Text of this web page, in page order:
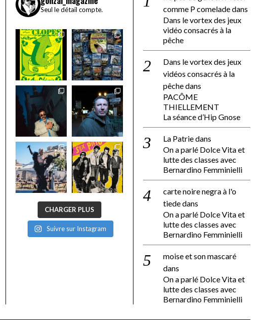
Seul le détail compte.
CHARGER PLUS
Suivre sur Instagram
comme P comeladedans
Dans le vortex des jeux
vidéo consacrés à la
pêche
Dans le vortex des jeux
vidéos consacrés à la
pêchedans
PACÔME
THIELLEMENT
La séance d’Hip Gnose
La Patriedans
On a parlé Dolce Vita et
lutte des classes avec
Bernardino Femminielli
carte noire negra à l'o
tiededans
On a parlé Dolce Vita et
lutte des classes avec
Bernardino Femminielli
moise et son mascaré
dans
On a parlé Dolce Vita et
lutte des classes avec
Bernardino Femminielli